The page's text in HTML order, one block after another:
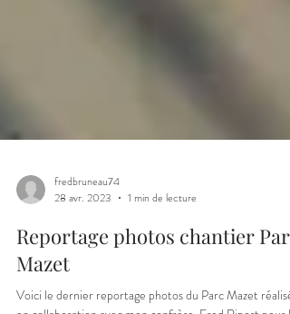
fredbruneau74
28 avr. 2023
1 min de lecture
Reportage photos chantier Parc